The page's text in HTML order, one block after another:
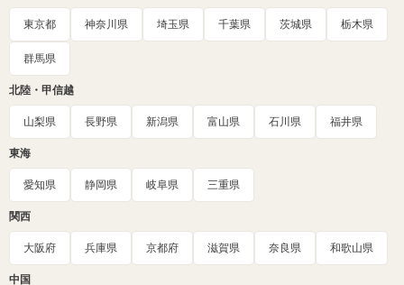
東京都 神奈川県 埼玉県 千葉県 茨城県 栃木県
群馬県
北陸・甲信越
山梨県 長野県 新潟県 富山県 石川県 福井県
東海
愛知県 静岡県 岐阜県 三重県
関西
大阪府 兵庫県 京都府 滋賀県 奈良県 和歌山県
中国